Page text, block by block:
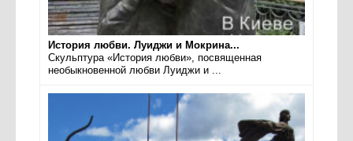
История любви. Луиджи и Мокрина...
Скульптура «История любви», посвященная
необыкновенной любви Луиджи и ...